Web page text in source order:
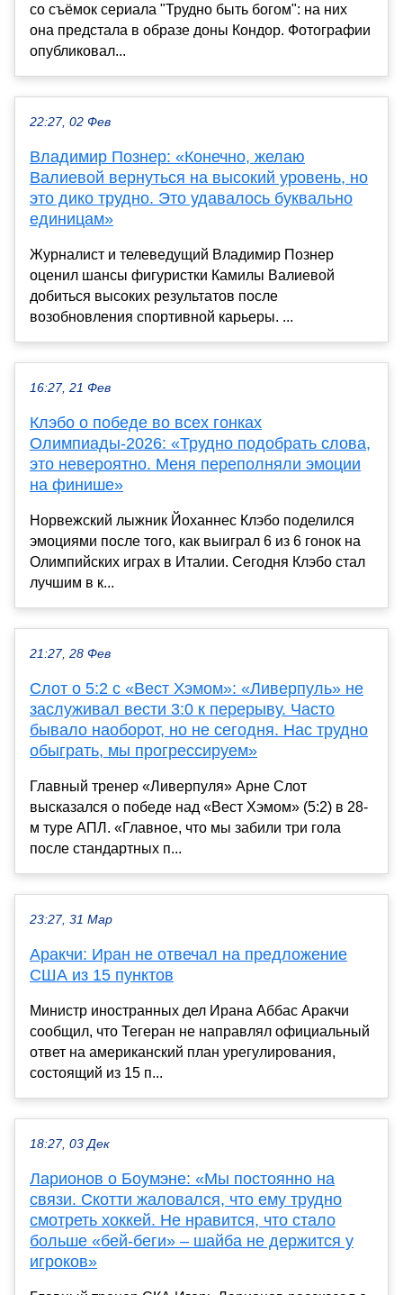
со съёмок сериала "Трудно быть богом": на них
она предстала в образе доны Кондор. Фотографии
опубликовал...
22:27, 02 Фев
Владимир Познер: «Конечно, желаю
Валиевой вернуться на высокий уровень, но
это дико трудно. Это удавалось буквально
единицам»
Журналист и телеведущий Владимир Познер
оценил шансы фигуристки Камилы Валиевой
добиться высоких результатов после
возобновления спортивной карьеры. ...
16:27, 21 Фев
Клэбо о победе во всех гонках
Олимпиады-2026: «Трудно подобрать слова,
это невероятно. Меня переполняли эмоции
на финише»
Норвежский лыжник Йоханнес Клэбо поделился
эмоциями после того, как выиграл 6 из 6 гонок на
Олимпийских играх в Италии. Сегодня Клэбо стал
лучшим в к...
21:27, 28 Фев
Слот о 5:2 с «Вест Хэмом»: «Ливерпуль» не
заслуживал вести 3:0 к перерыву. Часто
бывало наоборот, но не сегодня. Нас трудно
обыграть, мы прогрессируем»
Главный тренер «Ливерпуля» Арне Слот
высказался о победе над «Вест Хэмом» (5:2) в 28-
м туре АПЛ. «Главное, что мы забили три гола
после стандартных п...
23:27, 31 Мар
Аракчи: Иран не отвечал на предложение
США из 15 пунктов
Министр иностранных дел Ирана Аббас Аракчи
сообщил, что Тегеран не направлял официальный
ответ на американский план урегулирования,
состоящий из 15 п...
18:27, 03 Дек
Ларионов о Боумэне: «Мы постоянно на
связи. Скотти жаловался, что ему трудно
смотреть хоккей. Не нравится, что стало
больше «бей-беги» – шайба не держится у
игроков»